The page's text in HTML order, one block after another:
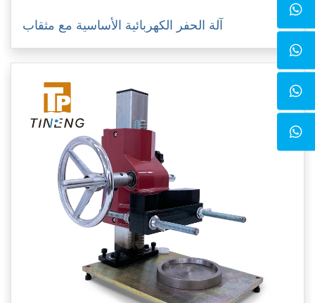
آلة الحفر الكهربائية الأساسية مع مثقاب